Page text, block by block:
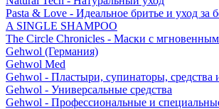
Pasta & Love - Идеальное бритье и уход за
A SINGLE SHAMPOO
The Circle Chronicles - Маски с
Gehwol (Германия)
Gehwol Med
Gehwol - Пластыри, супинаторы, средства
Gehwol - Универсальные средства
Gehwol - Профессиональные и